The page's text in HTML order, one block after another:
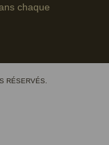
chaque
RÉSERVÉS.